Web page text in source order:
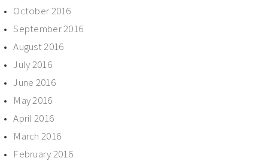
October 2016
September 2016
August 2016
July 2016
June 2016
May 2016
April 2016
March 2016
February 2016